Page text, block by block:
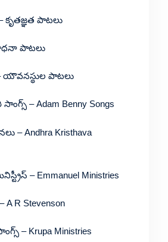
కృతజ్ఞత పాటలు
పాటలు
యౌవనస్థుల పాటలు
– Adam Benny Songs
– Andhra Kristhava
– Emmanuel Ministries
A R Stevenson
– Krupa Ministries